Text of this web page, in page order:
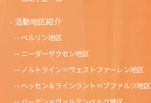
活動地区紹介
ベルリン地区
ニーダーザクセン地区
ノルトライン＝ヴェストファーレン地区
ヘッセン＆ラインラント＝プファルツ地区